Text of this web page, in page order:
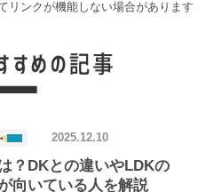
リンクが機能しない場合があります
？DKとの違いやLDKの
向いている人を解説
2025.12.10